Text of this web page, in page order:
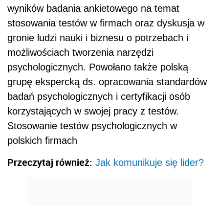
wyników badania ankietowego na temat
stosowania testów w firmach oraz dyskusja w
gronie ludzi nauki i biznesu o potrzebach i
możliwościach tworzenia narzędzi
psychologicznych. Powołano także polską
grupę ekspercką ds. opracowania standardów
badań psychologicznych i certyfikacji osób
korzystających w swojej pracy z testów.
Stosowanie testów psychologicznych w
polskich firmach
Przeczytaj również: Jak komunikuje się lider?